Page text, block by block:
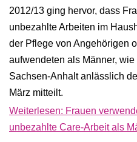
2012/13 ging hervor, dass
unbezahlte Arbeiten im
der Pflege von Angehörigen
aufwendeten als Männer,
Sachsen-Anhalt anlässlich
März mitteilt.
Weiterlesen: Frauen
unbezahlte Care-Arbeit als